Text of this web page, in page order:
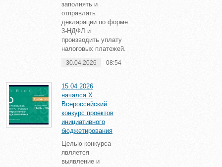
заполнять и
отправлять
декларации по форме
3-НДФЛ и
производить уплату
налоговых платежей.
30.04.2026 08:54
15.04.2026
начался X
Всероссийский
конкурс проектов
инициативного
бюджетирования
Целью конкурса
является
выявление и